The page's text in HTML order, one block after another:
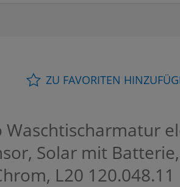
ZU FAVORITEN
Waschtischarmatur
Solar mit
L20 120.048.11